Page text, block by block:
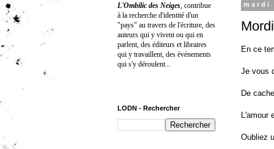
mardi
En ce
Je vous
De
L'amour
Oubliez
L'Ombilic des Neiges, contribue
à la recherche d'identité d'un
"pays" au travers de l'écriture, des
auteurs qui y vivent ou qui en
parlent, des éditeurs et libraires
qui y travaillent, des événements
qui s'y déroulent...
LODN - Rechercher